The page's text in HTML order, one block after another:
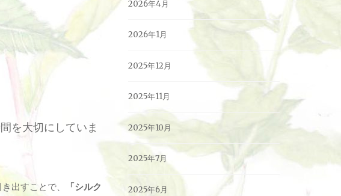
を大切にしていま
出すことで、
「シルク
2026年4月
2026年1月
2025年12月
2025年11月
2025年10月
2025年7月
2025年6月